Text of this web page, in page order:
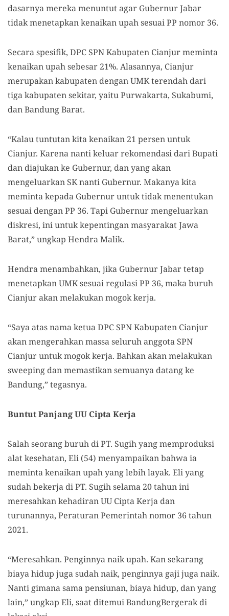
dasarnya mereka menuntut agar Gubernur Jabar
tidak menetapkan kenaikan upah sesuai PP nomor 36.
Secara spesifik, DPC SPN Kabupaten Cianjur meminta
kenaikan upah sebesar 21%. Alasannya, Cianjur
merupakan kabupaten dengan UMK terendah dari
tiga kabupaten sekitar, yaitu Purwakarta, Sukabumi,
dan Bandung Barat.
“Kalau tuntutan kita kenaikan 21 persen untuk
Cianjur. Karena nanti keluar rekomendasi dari Bupati
dan diajukan ke Gubernur, dan yang akan
mengeluarkan SK nanti Gubernur. Makanya kita
meminta kepada Gubernur untuk tidak menentukan
sesuai dengan PP 36. Tapi Gubernur mengeluarkan
diskresi, ini untuk kepentingan masyarakat Jawa
Barat,” ungkap Hendra Malik.
Hendra menambahkan, jika Gubernur Jabar tetap
menetapkan UMK sesuai regulasi PP 36, maka buruh
Cianjur akan melakukan mogok kerja.
“Saya atas nama ketua DPC SPN Kabupaten Cianjur
akan mengerahkan massa seluruh anggota SPN
Cianjur untuk mogok kerja. Bahkan akan melakukan
sweeping dan memastikan semuanya datang ke
Bandung,” tegasnya.
Buntut Panjang UU Cipta Kerja
Salah seorang buruh di PT. Sugih yang memproduksi
alat kesehatan, Eli (54) menyampaikan bahwa ia
meminta kenaikan upah yang lebih layak. Eli yang
sudah bekerja di PT. Sugih selama 20 tahun ini
meresahkan kehadiran UU Cipta Kerja dan
turunannya, Peraturan Pemerintah nomor 36 tahun
2021.
“Meresahkan. Penginnya naik upah. Kan sekarang
biaya hidup juga sudah naik, penginnya gaji juga naik.
Nanti gimana sama pensiunan, biaya hidup, dan yang
lain,” ungkap Eli, saat ditemui BandungBergerak di